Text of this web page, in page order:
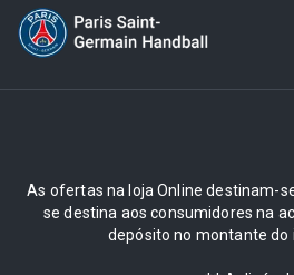
As ofertas na loja Online destinam-
se destina aos consumidores na
depósito no montante do